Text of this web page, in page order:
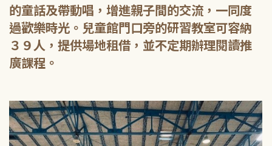
的童話及帶動唱，增進親子間的交流，一同度
過歡樂時光。兒童館門口旁的研習教室可容納
３９人，提供場地租借，並不定期辦理閱讀推
廣課程。